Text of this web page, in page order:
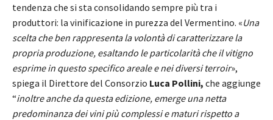
tendenza che si sta consolidando sempre più tra i
produttori: la vinificazione in purezza del Vermentino. «Una
scelta che ben rappresenta la volontà di caratterizzare la
propria produzione, esaltando le particolarità che il vitigno
esprime in questo specifico areale e nei diversi terroir»,
spiega il Direttore del Consorzio Luca Pollini, che aggiunge
“inoltre anche da questa edizione, emerge una netta
predominanza dei vini più complessi e maturi rispetto a